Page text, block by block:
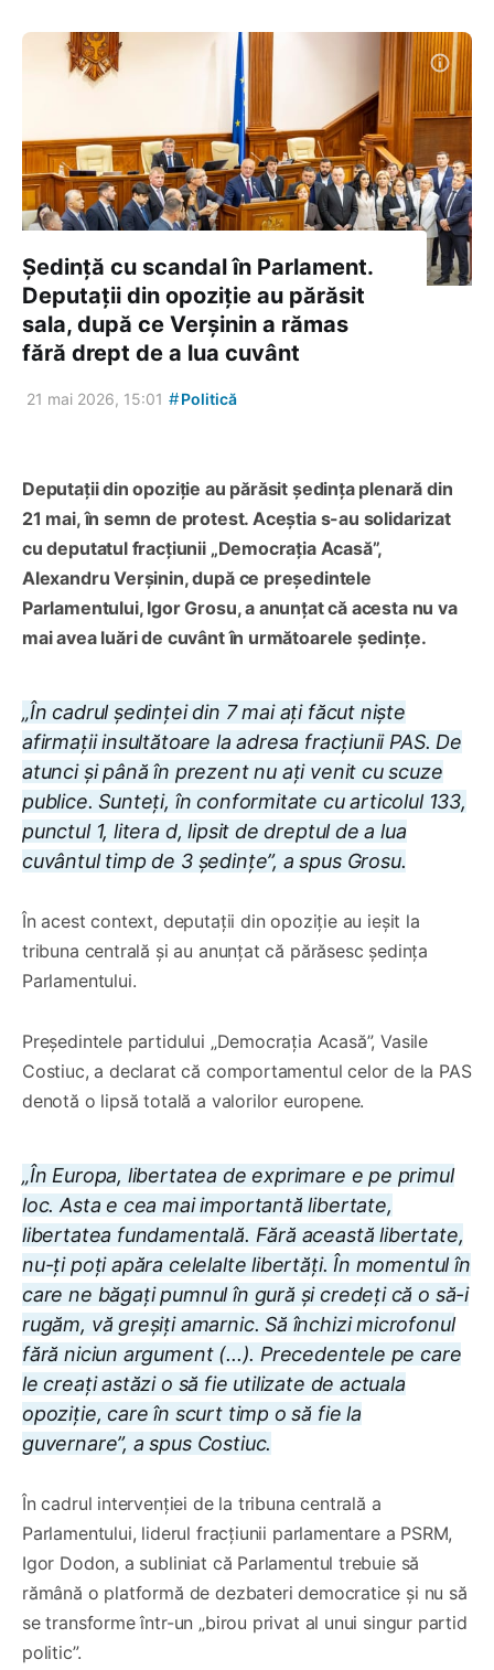
Ședință cu scandal în Parlament.
Deputații din opoziție au părăsit
sala, după ce Verșinin a rămas
fără drept de a lua cuvânt
21 mai 2026, 15:01 #Politică
Deputații din opoziție au părăsit ședința plenară din
21 mai, în semn de protest. Aceștia s-au solidarizat
cu deputatul fracțiunii „Democrația Acasă”,
Alexandru Verșinin, după ce președintele
Parlamentului, Igor Grosu, a anunțat că acesta nu va
mai avea luări de cuvânt în următoarele ședințe.
„În cadrul ședinței din 7 mai ați făcut niște
afirmații insultătoare la adresa fracțiunii PAS. De
atunci și până în prezent nu ați venit cu scuze
publice. Sunteți, în conformitate cu articolul 133,
punctul 1, litera d, lipsit de dreptul de a lua
cuvântul timp de 3 ședințe”, a spus Grosu.
În acest context, deputații din opoziție au ieșit la
tribuna centrală și au anunțat că părăsesc ședința
Parlamentului.
Președintele partidului „Democrația Acasă”, Vasile
Costiuc, a declarat că comportamentul celor de la PAS
denotă o lipsă totală a valorilor europene.
„În Europa, libertatea de exprimare e pe primul
loc. Asta e cea mai importantă libertate,
libertatea fundamentală. Fără această libertate,
nu-ți poți apăra celelalte libertăți. În momentul în
care ne băgați pumnul în gură și credeți că o să-i
rugăm, vă greșiți amarnic. Să închizi microfonul
fără niciun argument (...). Precedentele pe care
le creați astăzi o să fie utilizate de actuala
opoziție, care în scurt timp o să fie la
guvernare”, a spus Costiuc.
În cadrul intervenției de la tribuna centrală a
Parlamentului, liderul fracțiunii parlamentare a PSRM,
Igor Dodon, a subliniat că Parlamentul trebuie să
rămână o platformă de dezbateri democratice și nu să
se transforme într-un „birou privat al unui singur partid
politic”.